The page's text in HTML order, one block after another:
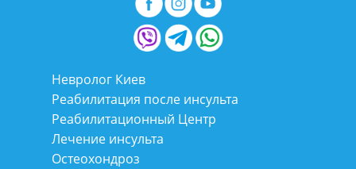
Невролог Киев
Реабилитация после инсульта
Реабилитационный Центр
Лечение инсульта
Остеохондроз